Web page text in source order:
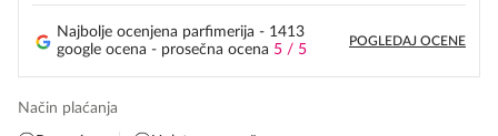
Najbolje ocenjena parfimerija - 1413
google ocena - prosečna ocena 5 / 5
POGLEDAJ OCENE
Način plaćanja